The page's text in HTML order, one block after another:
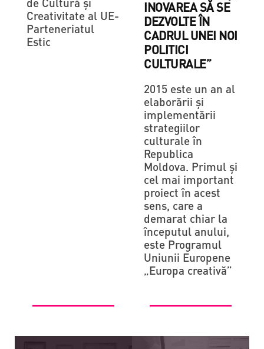
Creativitate al UE-
Parteneriatul
Estic
INOVAREA SĂ SE
DEZVOLTE ÎN
CADRUL UNEI NOI
POLITICI
CULTURALE”
2015 este un an al
elaborării și
implementării
strategiilor
culturale în
Republica
Moldova. Primul și
cel mai important
proiect în acest
sens, care a
demarat chiar la
începutul anului,
este Programul
Uniunii Europene
„Europa creativă”